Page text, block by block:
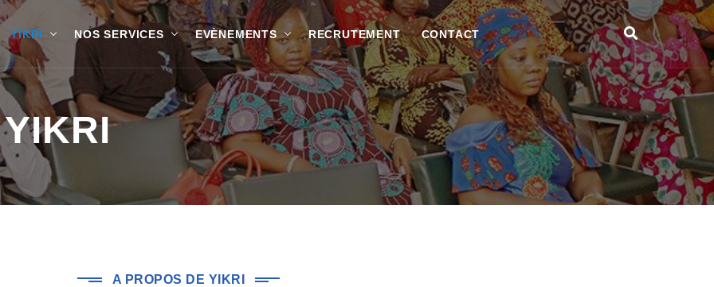
YIKRI NOS SERVICES EVÈNEMENTS RECRUTEMENT CONTACT
A PROPOS DE YIKRI